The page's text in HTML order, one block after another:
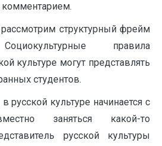
комментарием.
структурный фрейм
правила
культуре могут представлять
студентов.
русской культуре начинается с
заняться какой-то
русской культуры